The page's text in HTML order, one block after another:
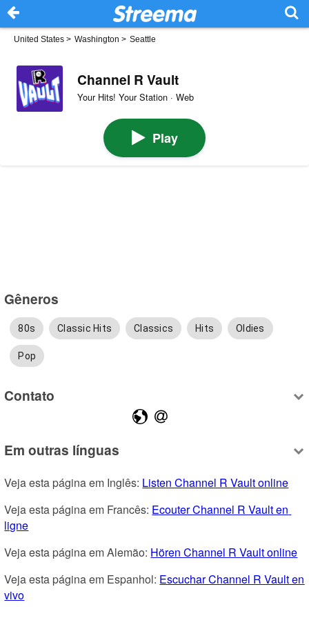
United States > Washington > Seattle
Channel R Vault
Your Hits! Your Station · Web
Play
Gêneros
80s Classic Hits Classics Hits Oldies
Pop
Contato
Em outras línguas
Veja esta página em Inglês: Listen Channel R Vault online
Veja esta página em Francês: Ecouter Channel R Vault en
ligne
Veja esta página em Alemão: Hören Channel R Vault online
Veja esta página em Espanhol: Escuchar Channel R Vault en
vivo